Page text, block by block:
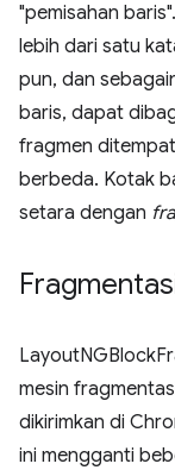
"pemisahan
lebih dari satu
pun, dan
baris, dapat
fragmen
berbeda. Kotak
setara dengan
mesin
dikirimkan di
ini mengganti